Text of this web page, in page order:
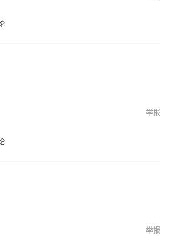
启动。点击确定，应用。
解压到非系统盘E盘中的phpwind的
upload：
举报
举报